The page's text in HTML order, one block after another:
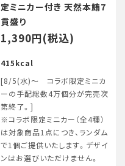
定ミニカー付き 天然本鮪7
貫盛り
1,390円(税込)
415kcal
[8/5(水)～ コラボ限定ミニカ
ーの手配総数4万個分が完売次
第終了。]
※コラボ限定ミニカー（全4種）
は対象商品1点につき、ランダム
で1個ご提供いたします。デザイ
ンはお選びいただけません。